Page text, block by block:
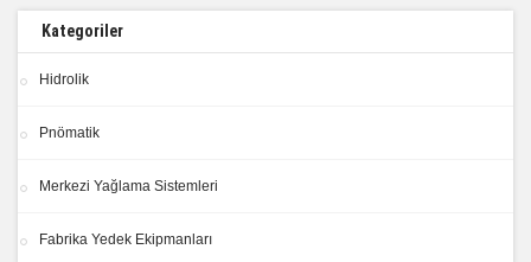
Kategoriler
Hidrolik
Pnömatik
Merkezi Yağlama Sistemleri
Fabrika Yedek Ekipmanları